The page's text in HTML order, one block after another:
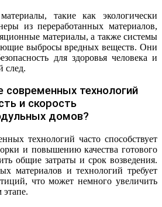
такие как экологически
из переработанных материалов,
материалы, а также системы
выбросы вредных веществ. Они
для здоровья человека и
след.
современных технологий
и скорость
домов?
технологий часто способствует
и повышению качества готового
общие затраты и срок возведения.
материалов и технологий требует
что может немного увеличить
этапе.